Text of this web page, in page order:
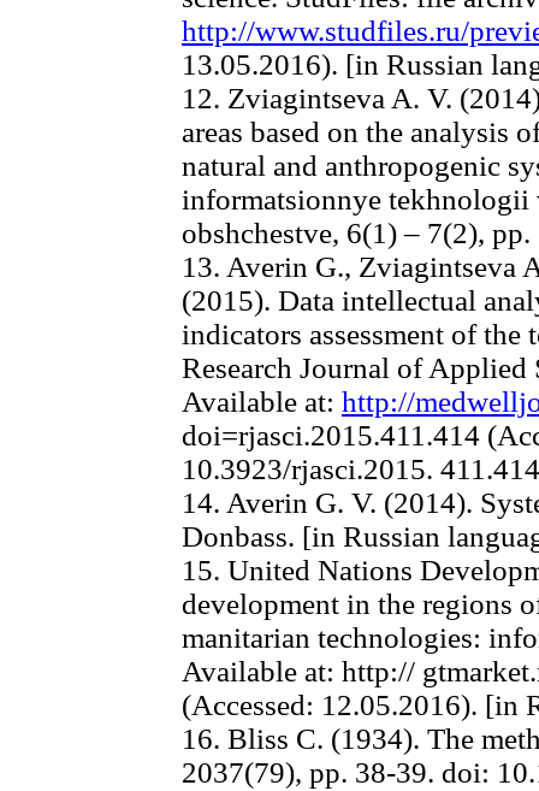
http://www.studfiles.ru/
13.05.2016). [in Russian
12. Zviagintseva A. V.
areas based on the analysis
natural and anthropogenic
informatsionnye tekhnologii
obshchestve, 6(1) – 7(2),
13. Averin G., Zviagintseva
(2015). Data intellectual
indicators assessment of
Research Journal of Applied
Available at: http://
doi=rjasci.2015.411.414
10.3923/rjasci.2015.
14. Averin G. V. (2014).
Donbass. [in Russian
15. United Nations
development in the regions
manitarian technologies:
Available at: http://
(Accessed: 12.05.2016). [in
16. Bliss C. (1934). The
2037(79), pp. 38-39. doi: